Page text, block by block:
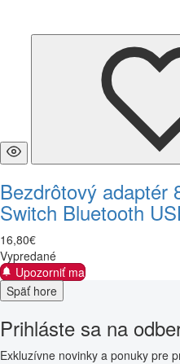
Bezdrôtový adaptér
Switch Bluetooth
16,80€
Vypredané
Upozorniť ma
Späť hore
Prihláste sa na
Exkluzívne novinky a ponuky pre